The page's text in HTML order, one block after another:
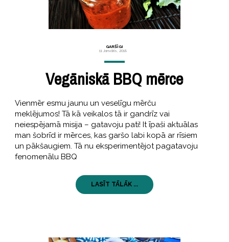
GARŠĪGI
11 Janvāris, 2018
Vegāniskā BBQ mērce
Vienmēr esmu jaunu un veselīgu mērču
meklējumos! Tā kā veikalos tā ir gandrīz vai
neiespējamā misija – gatavoju pati! It īpaši aktuālas
man šobrīd ir mērces, kas garšo labi kopā ar rīsiem
un pākšaugiem. Tā nu eksperimentējot pagatavoju
fenomenālu BBQ
LASĪT TĀLĀK ...